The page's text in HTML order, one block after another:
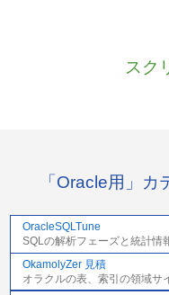
スク
「Oracle用」
OracleSQLTune
SQLの解析フェーズと統計情
OkamolyZer 見積
オラクルの表、索引の領域サ